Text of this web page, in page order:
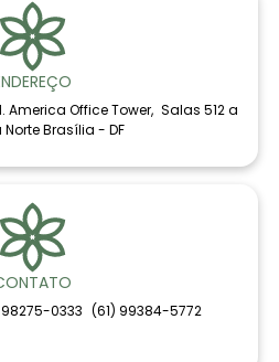
America Office Tower, Salas 512 a
Norte Brasília - DF
98275-0333 (61) 99384-5772